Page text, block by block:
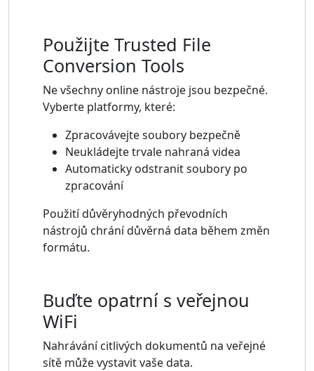
Použijte Trusted File
Conversion Tools
Ne všechny online nástroje jsou bezpečné.
Vyberte platformy, které:
Zpracovávejte soubory bezpečně
Neukládejte trvale nahraná videa
Automaticky odstranit soubory po
zpracování
Použití důvěryhodných převodních
nástrojů chrání důvěrná data během změn
formátu.
Buďte opatrní s veřejnou
WiFi
Nahrávání citlivých dokumentů na veřejné
sítě může vystavit vaše data.